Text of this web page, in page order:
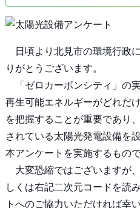
日頃より北見市の環境行政
りがとうございます。
「ゼロカーボンシティ」の
再生可能エネルギーがどれだ
を把握することが重要であり
されている太陽光発電設備を
本アンケートを実施するもので
大変恐縮ではございますが
しくは右記二次元コードを読
トへのご協力いただければ幸